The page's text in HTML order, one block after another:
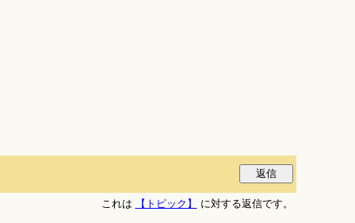
これは
【トピック】 に対する返信です。